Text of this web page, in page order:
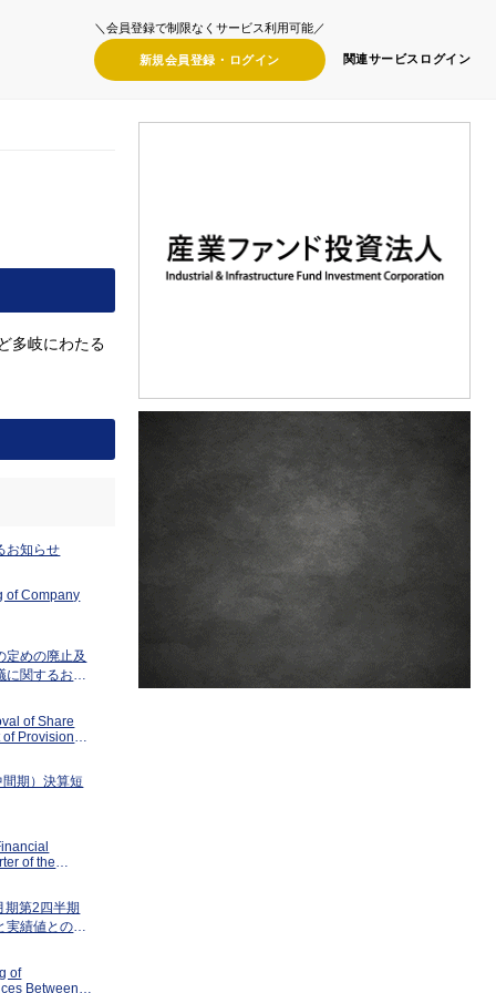
＼会員登録で制限なくサービス利用可能／
新規会員登録・ ログイン 関連サービス ログイン
多岐にわたる
お知らせ
of Company
定めの廃止及
に関するお知
of Share
Provisions
期）決算短
of the
期第2四半期
実績値との差
of
Between